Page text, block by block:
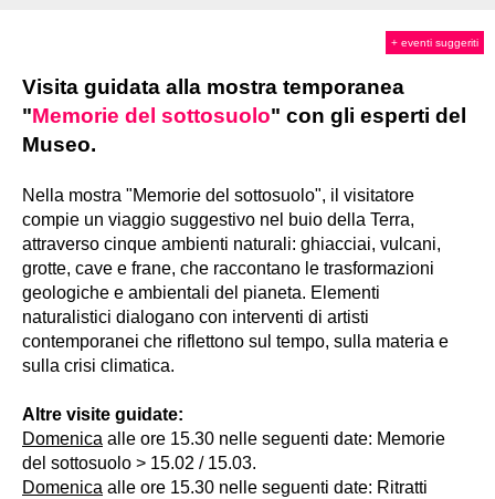
+ eventi suggeriti
Visita guidata alla mostra temporanea
"Memorie del sottosuolo" con gli esperti del
Museo.
Nella mostra "Memorie del sottosuolo", il visitatore
compie un viaggio suggestivo nel buio della Terra,
attraverso cinque ambienti naturali: ghiacciai, vulcani,
grotte, cave e frane, che raccontano le trasformazioni
geologiche e ambientali del pianeta. Elementi
naturalistici dialogano con interventi di artisti
contemporanei che riflettono sul tempo, sulla materia e
sulla crisi climatica.
Altre visite guidate:
Domenica alle ore 15.30 nelle seguenti date: Memorie
del sottosuolo > 15.02 / 15.03.
Domenica alle ore 15.30 nelle seguenti date: Ritratti